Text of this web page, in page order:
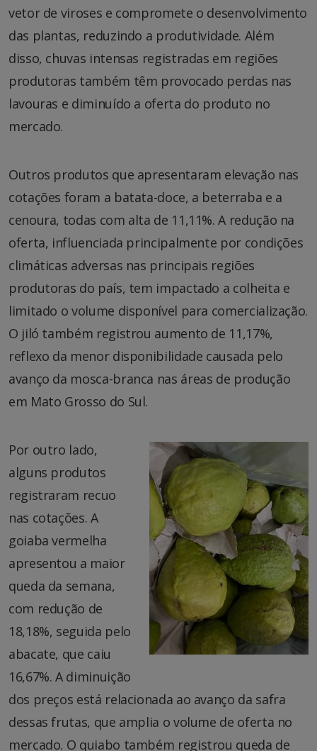
vetor de viroses e compromete o desenvolvimento
das plantas, reduzindo a produtividade. Além
disso, chuvas intensas registradas em regiões
produtoras também têm provocado perdas nas
lavouras e diminuído a oferta do produto no
mercado.
Outros produtos que apresentaram elevação nas
cotações foram a batata-doce, a beterraba e a
cenoura, todas com alta de 11,11%. A redução na
oferta, influenciada principalmente por condições
climáticas adversas nas principais regiões
produtoras do país, tem impactado a colheita e
limitado o volume disponível para comercialização.
O jiló também registrou aumento de 11,17%,
reflexo da menor disponibilidade causada pelo
avanço da mosca-branca nas áreas de produção
em Mato Grosso do Sul.
Por outro lado,
alguns produtos
registraram recuo
nas cotações. A
goiaba vermelha
apresentou a maior
queda da semana,
com redução de
18,18%, seguida pelo
abacate, que caiu
16,67%. A diminuição
dos preços está relacionada ao avanço da safra
dessas frutas, que amplia o volume de oferta no
mercado. O quiabo também registrou queda de